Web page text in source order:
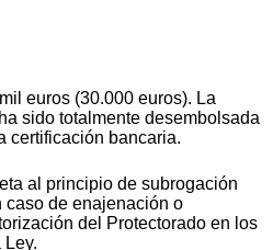
euros (30.000 euros). La
sido totalmente desembolsada
certificación bancaria.
al principio de subrogación
caso de enajenación o
del Protectorado en los
Ley.